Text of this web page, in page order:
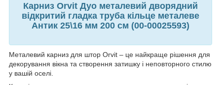
Карниз Orvit Дуо металевий дворядний
відкритий гладка труба кільце металеве
Антик 25\16 мм 200 см (00-00025593)
Металевий карниз для штор Orvit – це найкраще рішення для
декорування вікна та створення затишку і неповторного стилю
у вашій оселі.